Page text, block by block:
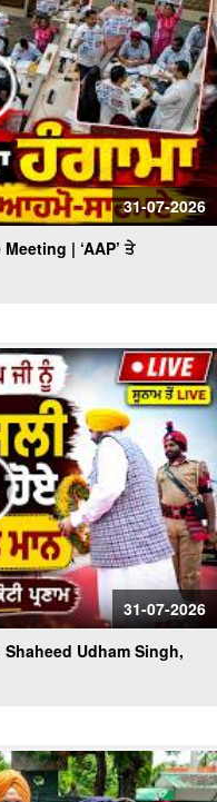
31-07-2026
| ‘AAP’ ਤੇ
31-07-2026
Udham Singh,